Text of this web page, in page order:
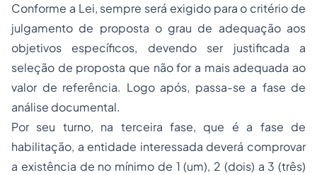
Conforme a Lei, sempre será exigido para o critério de
julgamento de proposta o grau de adequação aos
objetivos específicos, devendo ser justificada a
seleção de proposta que não for a mais adequada ao
valor de referência. Logo após, passa-se a fase de
análise documental.
Por seu turno, na terceira fase, que é a fase de
habilitação, a entidade interessada deverá comprovar
a existência de no mínimo de 1 (um), 2 (dois) a 3 (três)